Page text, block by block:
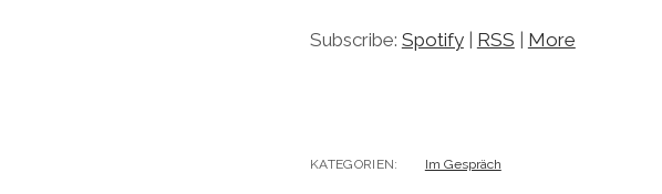
Subscribe: Spotify| RSS More
KATEGORIEN: Im Gespräch